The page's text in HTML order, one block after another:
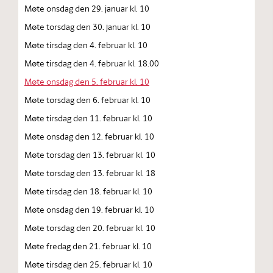
Møte onsdag den 29. januar kl. 10
Møte torsdag den 30. januar kl. 10
Møte tirsdag den 4. februar kl. 10
Møte tirsdag den 4. februar kl. 18.00
Møte onsdag den 5. februar kl. 10
Møte torsdag den 6. februar kl. 10
Møte tirsdag den 11. februar kl. 10
Møte onsdag den 12. februar kl. 10
Møte torsdag den 13. februar kl. 10
Møte torsdag den 13. februar kl. 18
Møte tirsdag den 18. februar kl. 10
Møte onsdag den 19. februar kl. 10
Møte torsdag den 20. februar kl. 10
Møte fredag den 21. februar kl. 10
Møte tirsdag den 25. februar kl. 10